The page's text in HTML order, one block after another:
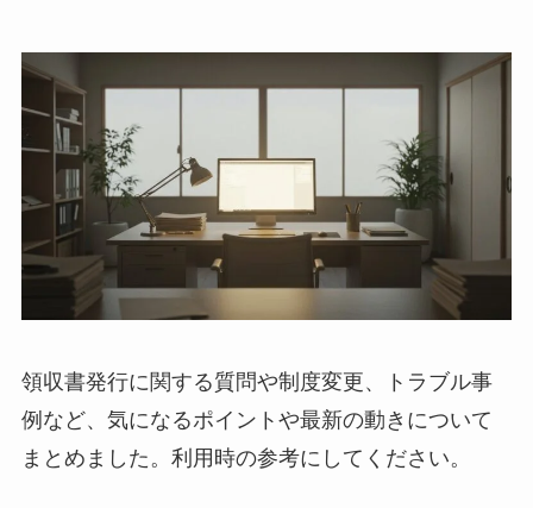
領収書発行に関する質問や制度変更、トラブル事
例など、気になるポイントや最新の動きについて
まとめました。利用時の参考にしてください。